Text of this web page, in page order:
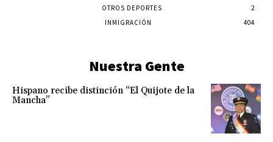
OTROS DEPORTES
2
INMIGRACIÓN
404
Nuestra Gente
Hispano recibe distinción “El Quijote de la
Mancha”